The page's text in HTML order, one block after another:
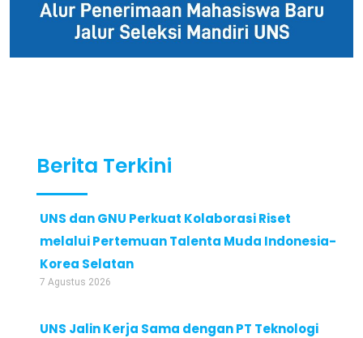
Berita Terkini
UNS dan GNU Perkuat Kolaborasi Riset
melalui Pertemuan Talenta Muda Indonesia-
Korea Selatan
7 Agustus 2026
UNS Jalin Kerja Sama dengan PT Teknologi